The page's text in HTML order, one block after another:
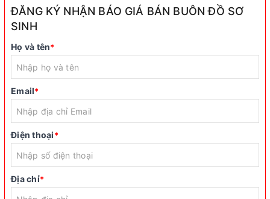
ĐĂNG KÝ NHẬN BÁO GIÁ BÁN BUÔN ĐỒ SƠ
SINH
Họ và tên*
Email*
Điện thoại*
Địa chỉ*